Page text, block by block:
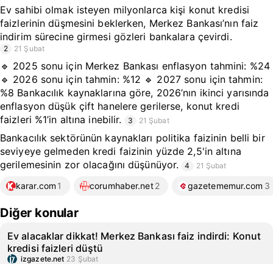
Ev sahibi olmak isteyen milyonlarca kişi konut kredisi
faizlerinin düşmesini beklerken, Merkez Bankası’nın faiz
indirim sürecine girmesi gözleri bankalara çevirdi.
2 21 Şubat
🔹 2025 sonu için Merkez Bankası enflasyon tahmini: %24
🔹 2026 sonu için tahmin: %12 🔹 2027 sonu için tahmin:
%8 Bankacılık kaynaklarına göre, 2026’nın ikinci yarısında
enflasyon düşük çift hanelere gerilerse, konut kredi
faizleri %1’in altına inebilir.
3 21 Şubat
Bankacılık sektörünün kaynakları politika faizinin belli bir
seviyeye gelmeden kredi faizinin yüzde 2,5'in altına
gerilemesinin zor olacağını düşünüyor.
4 21 Şubat
karar.com 1 corumhaber.net2 gazetememur.com 3
Diğer konular
Ev alacaklar dikkat! Merkez Bankası faiz indirdi: Konut
kredisi faizleri düştü
izgazete.net 23 Şubat